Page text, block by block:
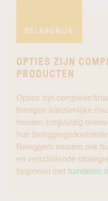
BELANGRIJK
OPTIES ZIJN
PRODUCTEN
Opties zijn complexe
brengen aanzienlijke
moeten zorgvuldig
hun
Beleggers moeten ook
en verschillende
beginnen met handelen